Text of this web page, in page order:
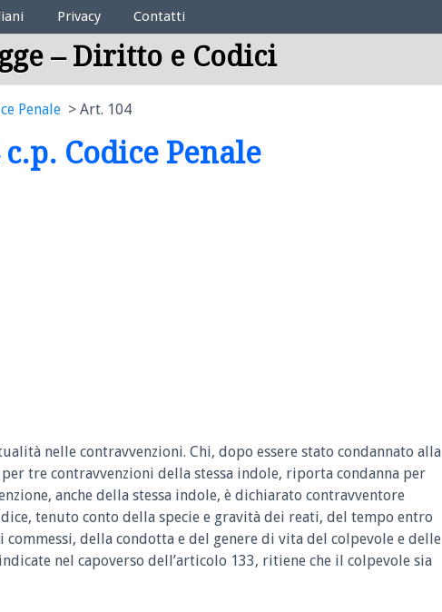
Privacy Contatti
– Diritto e Codici
Penale Art. 104
Codice Penale
nelle contravvenzioni. Chi, dopo essere stato condannato alla
per tre contravvenzioni della stessa indole, riporta condanna per
anche della stessa indole, è dichiarato contravventore
tenuto conto della specie e gravità dei reati, del tempo entro
commessi, della condotta e del genere di vita del colpevole e delle
nel capoverso dell’articolo 133, ritiene che il colpevole sia